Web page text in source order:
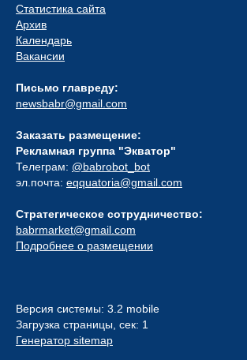
Статистика сайта
Архив
Календарь
Вакансии
Письмо главреду:
newsbabr@gmail.com
Заказать размещение:
Рекламная группа "Экватор"
Телеграм: @babrobot_bot
эл.почта: eqquatoria@gmail.com
Стратегическое сотрудничество:
babrmarket@gmail.com
Подробнее о размещении
Версия системы: 3.2 mobile
Загрузка страницы, сек: 1
Генератор sitemap